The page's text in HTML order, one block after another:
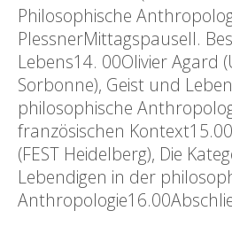
Philosophische
PlessnerMittagspauseII.
Lebens14. 00Olivier Agard
Sorbonne), Geist und
philosophische
französischen
(FEST Heidelberg), Die
Lebendigen in der